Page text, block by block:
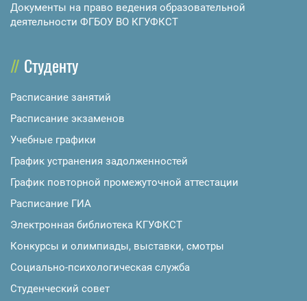
Документы на право ведения образовательной
деятельности ФГБОУ ВО КГУФКСТ
Студенту
Расписание занятий
Расписание экзаменов
Учебные графики
График устранения задолженностей
График повторной промежуточной аттестации
Расписание ГИА
Электронная библиотека КГУФКСТ
Конкурсы и олимпиады, выставки, смотры
Социально-психологическая служба
Студенческий совет